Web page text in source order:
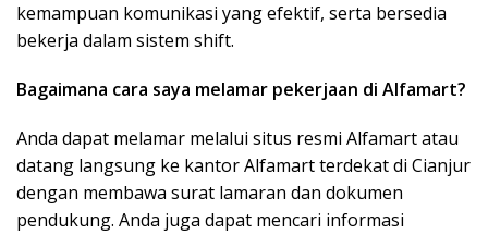
kemampuan komunikasi yang efektif, serta bersedia
bekerja dalam sistem shift.
Bagaimana cara saya melamar pekerjaan di Alfamart?
Anda dapat melamar melalui situs resmi Alfamart atau
datang langsung ke kantor Alfamart terdekat di Cianjur
dengan membawa surat lamaran dan dokumen
pendukung. Anda juga dapat mencari informasi